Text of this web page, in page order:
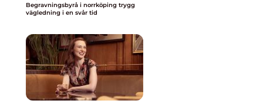
Begravningsbyrå i norrköping trygg
vägledning i en svår tid